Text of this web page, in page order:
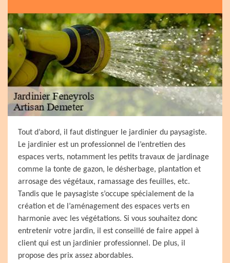
Tout d’abord, il faut distinguer le jardinier du paysagiste.
Le jardinier est un professionnel de l’entretien des
espaces verts, notamment les petits travaux de jardinage
comme la tonte de gazon, le désherbage, plantation et
arrosage des végétaux, ramassage des feuilles, etc.
Tandis que le paysagiste s’occupe spécialement de la
création et de l’aménagement des espaces verts en
harmonie avec les végétations. Si vous souhaitez donc
entretenir votre jardin, il est conseillé de faire appel à
client qui est un jardinier professionnel. De plus, il
propose des prix assez abordables.